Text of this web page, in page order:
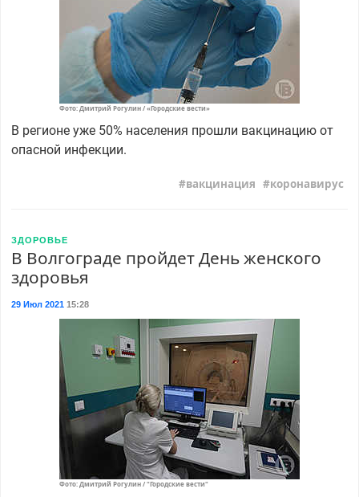
Фото: Дмитрий Рогулин / «Городские вести»
В регионе уже 50% населения прошли вакцинацию от
опасной инфекции.
вакцинация коронавирус
ЗДОРОВЬЕ
В Волгограде пройдет День женского
здоровья
29 Июл 202115:28
Фото: Дмитрий Рогулин / "Городские вести"